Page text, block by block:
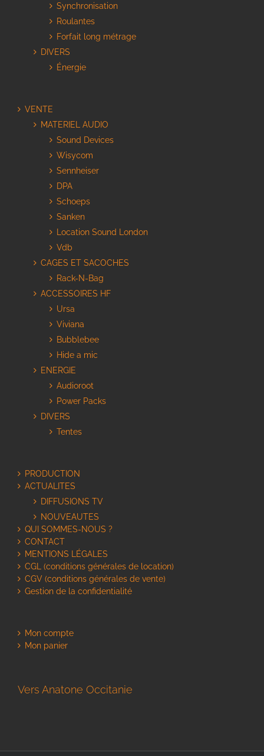
Synchronisation
Roulantes
Forfait long métrage
DIVERS
Énergie
VENTE
MATERIEL AUDIO
Sound Devices
Wisycom
Sennheiser
DPA
Schoeps
Sanken
Location Sound London
Vdb
CAGES ET SACOCHES
Rack-N-Bag
ACCESSOIRES HF
Ursa
Viviana
Bubblebee
Hide a mic
ENERGIE
Audioroot
Power Packs
DIVERS
Tentes
PRODUCTION
ACTUALITES
DIFFUSIONS TV
NOUVEAUTES
QUI SOMMES-NOUS ?
CONTACT
MENTIONS LÉGALES
CGL (conditions générales de location)
CGV (conditions générales de vente)
Gestion de la confidentialité
Mon compte
Mon panier
Vers Anatone Occitanie